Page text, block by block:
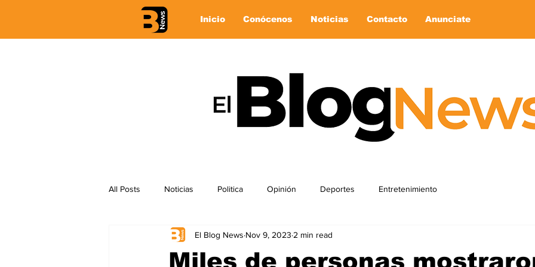
Inicio Conócenos Noticias Contacto Anunciate
All Posts Noticias Politica Opinión Deportes Entretenimiento
Miles de personas
El Blog News Nov 9, 2023 2 min read